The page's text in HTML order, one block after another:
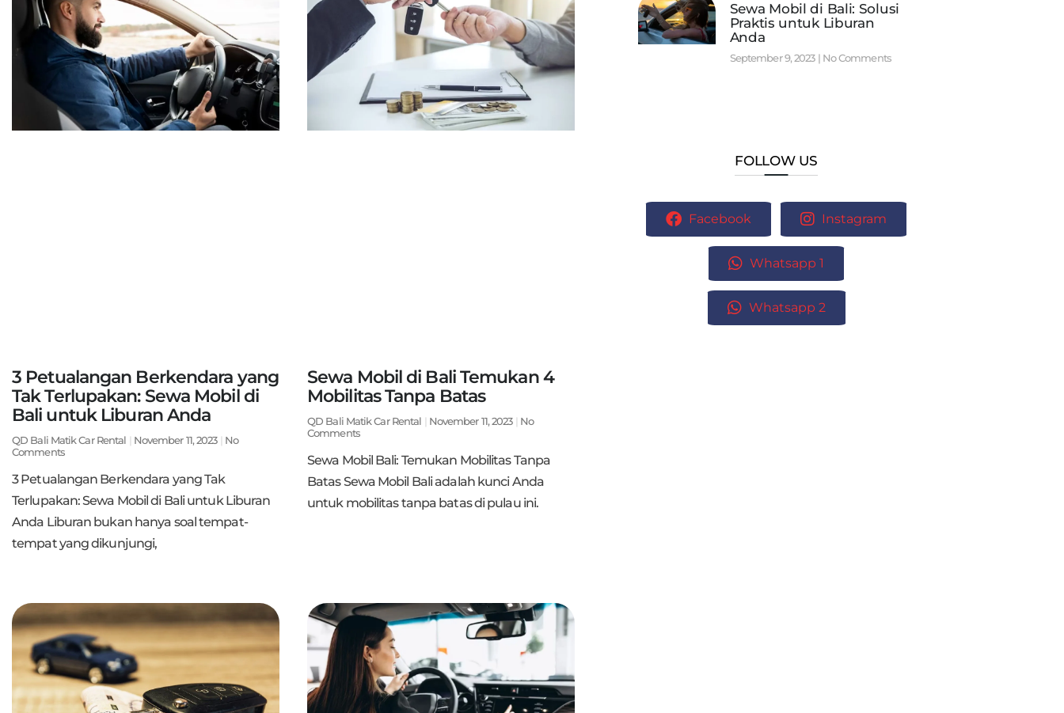
3 Petualangan Berkendara yang
Tak Terlupakan: Sewa Mobil di
Bali untuk Liburan Anda
QD Bali Matik Car Rental November 11, 2023
No
Comments
3 Petualangan Berkendara yang Tak
Terlupakan: Sewa Mobil di Bali untuk Liburan
Anda Liburan bukan hanya soal tempat-
tempat yang dikunjungi,
Sewa Mobil di Bali Temukan 4
Mobilitas Tanpa Batas
QD Bali Matik Car Rental November 11, 2023
No
Comments
Sewa Mobil Bali: Temukan Mobilitas Tanpa
Batas Sewa Mobil Bali adalah kunci Anda
untuk mobilitas tanpa batas di pulau ini.
Sewa Mobil di Bali: Solusi
Praktis untuk Liburan
Anda
September 9, 2023 No Comments
FOLLOW US
Facebook Instagram
Whatsapp 1
Whatsapp 2